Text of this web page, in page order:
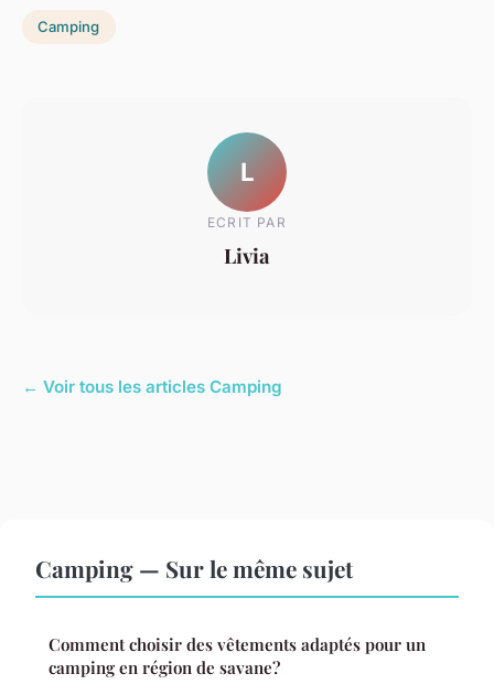
Camping
L
ECRIT PAR
Livia
← Voir tous les articles Camping
Camping — Sur le même sujet
Comment choisir des vêtements adaptés pour un
camping en région de savane?